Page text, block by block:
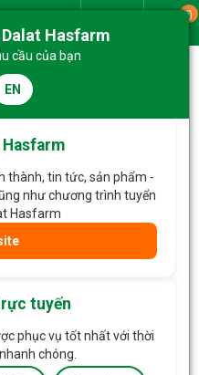
0
Chậu Hoa Thiết Kế Nắng Ấm 048
Hasfarm
cầu của bạn
EN
Hasfarm
thành, tin tức, sản phẩm -
như chương trình tuyển
Hasfarm
tuyến
phục vụ tốt nhất với thời
chóng.